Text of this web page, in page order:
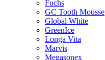
Fuchs
GC Tooth Mousse
Global White
GreenIce
Longa Vita
Marvis
Megasonex